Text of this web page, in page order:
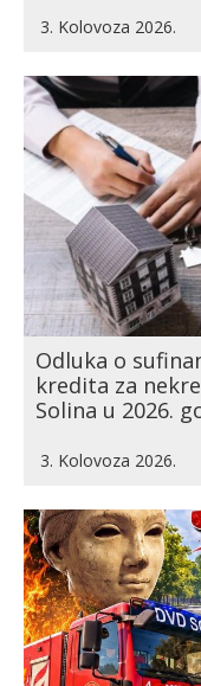
3. Kolovoza 2026.
Odluka o
kredita za
Solina u 2026.
3. Kolovoza 2026.